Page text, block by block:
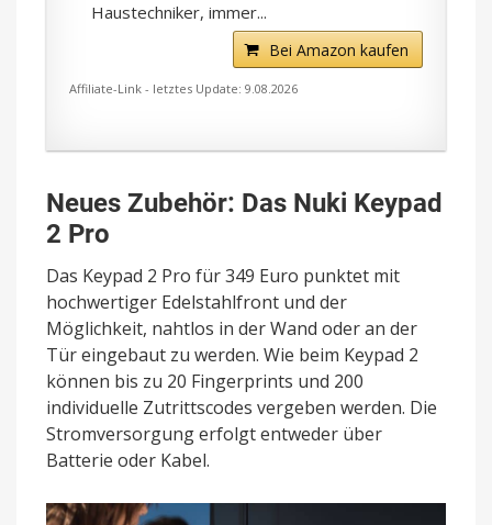
Haustechniker, immer...
Bei Amazon kaufen
Affiliate-Link - letztes Update: 9.08.2026
Neues Zubehör: Das Nuki Keypad
2 Pro
Das Keypad 2 Pro für 349 Euro punktet mit
hochwertiger Edelstahlfront und der
Möglichkeit, nahtlos in der Wand oder an der
Tür eingebaut zu werden. Wie beim Keypad 2
können bis zu 20 Fingerprints und 200
individuelle Zutrittscodes vergeben werden. Die
Stromversorgung erfolgt entweder über
Batterie oder Kabel.